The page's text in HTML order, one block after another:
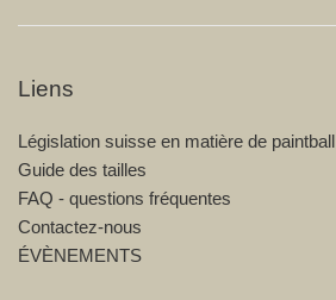
Liens
Législation suisse en matière de paintball
Guide des tailles
FAQ - questions fréquentes
Contactez-nous
ÉVÈNEMENTS